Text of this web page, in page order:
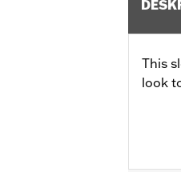
This
look